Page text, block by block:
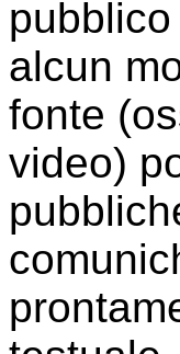
alcun
fonte
video)